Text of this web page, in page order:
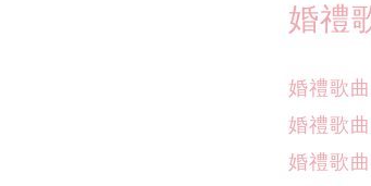
婚禮
婚禮歌
婚禮歌
婚禮歌